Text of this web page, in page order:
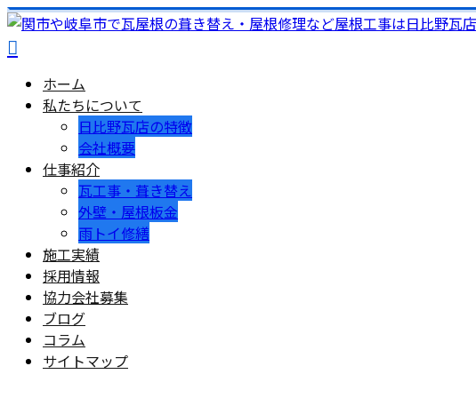
ホーム
私たちについて
日比野瓦店の特徴
会社概要
仕事紹介
瓦工事・葺き替え
外壁・屋根板金
雨トイ修繕
施工実績
採用情報
協力会社募集
ブログ
コラム
サイトマップ